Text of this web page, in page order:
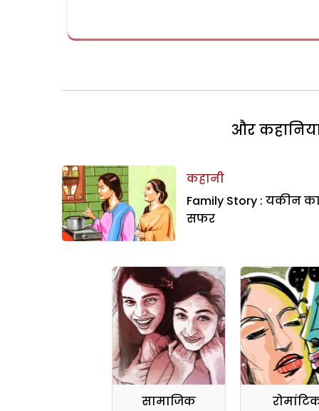
और
कहानी
Family Story : यकीन
सफर
सामाजिक